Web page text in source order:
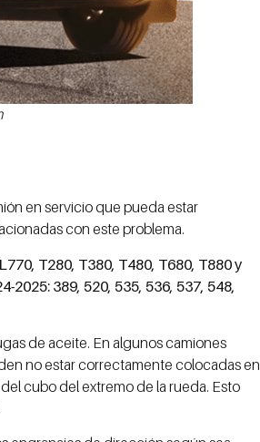
en servicio que pueda estar
con este problema.
L770, T280, T380, T480, T680, T880 y
2025: 389, 520, 535, 536, 537, 548,
de aceite. En algunos camiones
no estar correctamente colocadas en
cubo del extremo de la rueda. Esto